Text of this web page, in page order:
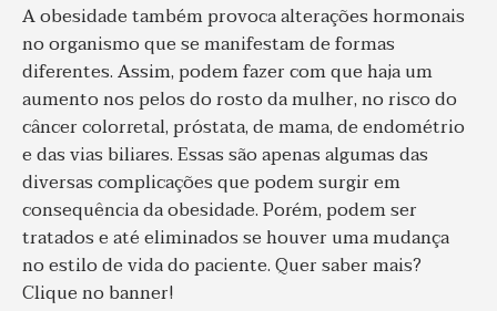
A obesidade também provoca alterações hormonais
no organismo que se manifestam de formas
diferentes. Assim, podem fazer com que haja um
aumento nos pelos do rosto da mulher, no risco do
câncer colorretal, próstata, de mama, de endométrio
e das vias biliares.Essas são apenas algumas das
diversas complicações que podem surgir em
consequência da obesidade. Porém, podem ser
tratados e até eliminados se houver uma mudança
no estilo de vida do paciente. Quer saber mais?
Clique no banner!